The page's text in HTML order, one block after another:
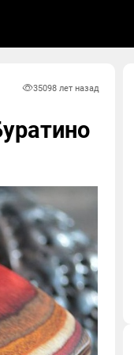
35098 лет назад